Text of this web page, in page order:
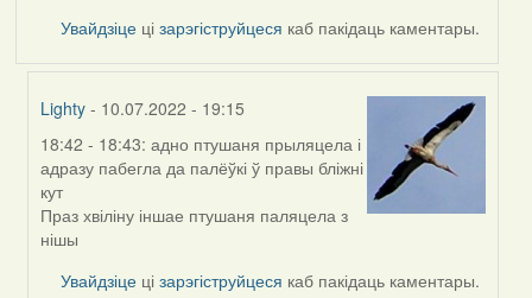
Увайдзіце цізарэгіструйцеся каб пакідаць каментары.
Lighty - 10.07.2022 - 19:15
In
reply
to
by
Harrier
18:42 - 18:43: адно птушаня прыляцела і
адразу пабегла да палёўкі ў правы бліжні
кут
Праз хвіліну іншае птушаня паляцела з
нішы
Увайдзіце цізарэгіструйцеся каб пакідаць каментары.